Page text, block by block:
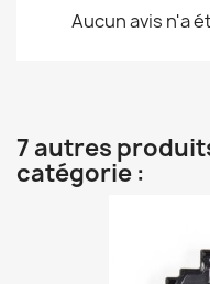
Aucun avis n'a
7 autres
catégorie :